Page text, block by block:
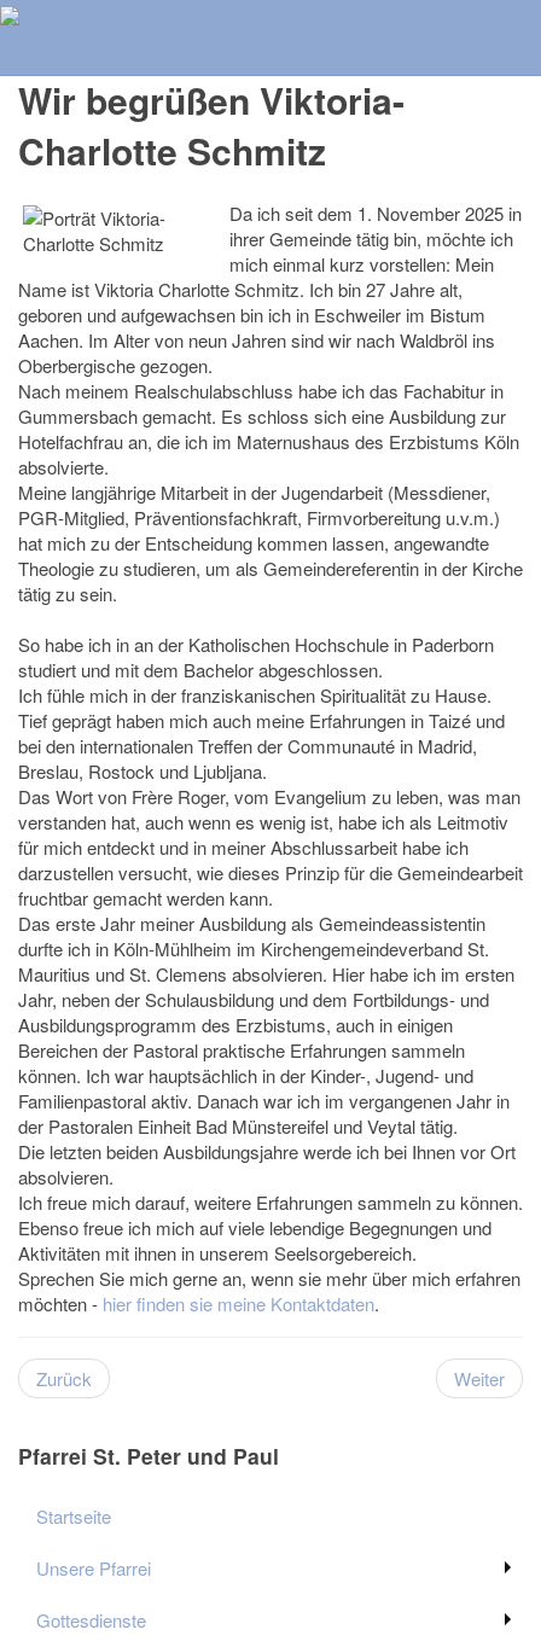
Herzlich Willkommen auf der Homepage der Pfarrei St. Peter
Wir begrüßen Viktoria-
Charlotte Schmitz
Da ich seit dem 1. November 2025 in
ihrer Gemeinde tätig bin, möchte ich
mich einmal kurz vorstellen: Mein
Name ist Viktoria Charlotte Schmitz. Ich bin 27 Jahre alt,
geboren und aufgewachsen bin ich in Eschweiler im Bistum
Aachen. Im Alter von neun Jahren sind wir nach Waldbröl ins
Oberbergische gezogen.
Nach meinem Realschulabschluss habe ich das Fachabitur in
Gummersbach gemacht. Es schloss sich eine Ausbildung zur
Hotelfachfrau an, die ich im Maternushaus des Erzbistums Köln
absolvierte.
Meine langjährige Mitarbeit in der Jugendarbeit (Messdiener,
PGR-Mitglied, Präventionsfachkraft, Firmvorbereitung u.v.m.)
hat mich zu der Entscheidung kommen lassen, angewandte
Theologie zu studieren, um als Gemeindereferentin in der Kirche
tätig zu sein.
So habe ich in an der Katholischen Hochschule in Paderborn
studiert und mit dem Bachelor abgeschlossen.
Ich fühle mich in der franziskanischen Spiritualität zu Hause.
Tief geprägt haben mich auch meine Erfahrungen in Taizé und
bei den internationalen Treffen der Communauté in Madrid,
Breslau, Rostock und Ljubljana.
Das Wort von Frère Roger, vom Evangelium zu leben, was man
verstanden hat, auch wenn es wenig ist, habe ich als Leitmotiv
für mich entdeckt und in meiner Abschlussarbeit habe ich
darzustellen versucht, wie dieses Prinzip für die Gemeindearbeit
fruchtbar gemacht werden kann.
Das erste Jahr meiner Ausbildung als Gemeindeassistentin
durfte ich in Köln-Mühlheim im Kirchengemeindeverband St.
Mauritius und St. Clemens absolvieren. Hier habe ich im ersten
Jahr, neben der Schulausbildung und dem Fortbildungs- und
Ausbildungsprogramm des Erzbistums, auch in einigen
Bereichen der Pastoral praktische Erfahrungen sammeln
können. Ich war hauptsächlich in der Kinder-, Jugend- und
Familienpastoral aktiv. Danach war ich im vergangenen Jahr in
der Pastoralen Einheit Bad Münstereifel und Veytal tätig.
Die letzten beiden Ausbildungsjahre werde ich bei Ihnen vor Ort
absolvieren.
Ich freue mich darauf, weitere Erfahrungen sammeln zu können.
Ebenso freue ich mich auf viele lebendige Begegnungen und
Aktivitäten mit ihnen in unserem Seelsorgebereich.
Sprechen Sie mich gerne an, wenn sie mehr über mich erfahren
möchten - hier finden sie meine Kontaktdaten.
Zurück Weiter
Pfarrei St. Peter und Paul
Startseite
Unsere Pfarrei
Gottesdienste